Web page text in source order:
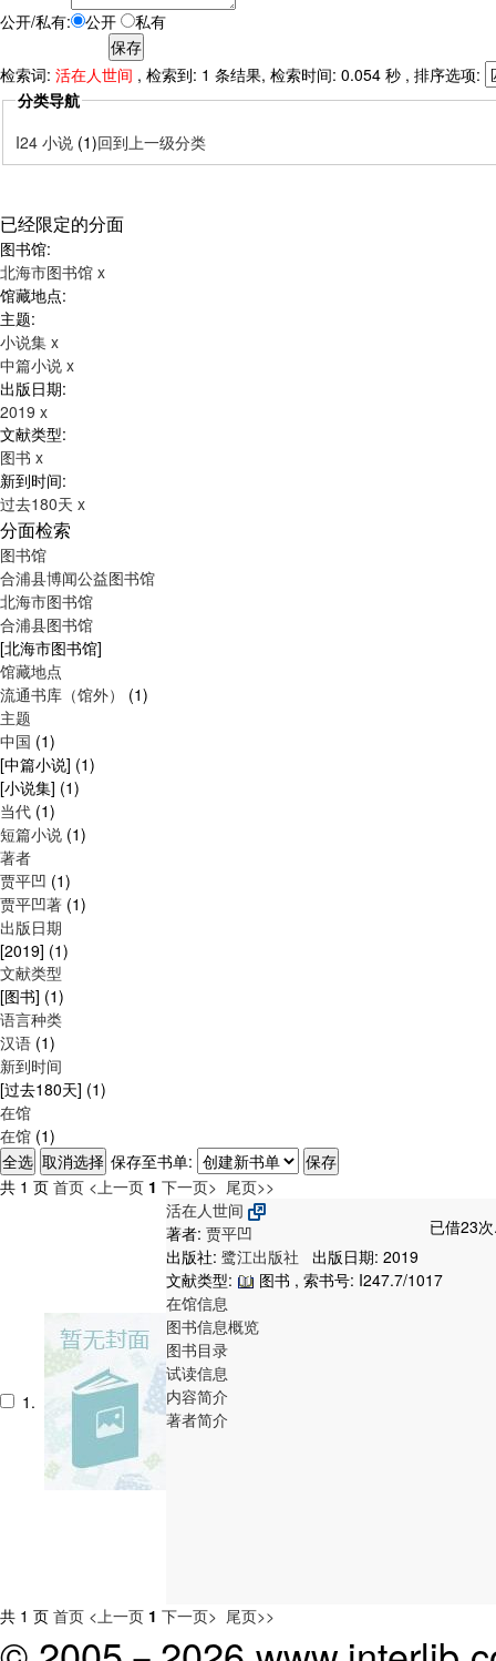
公开/私有:
公开 私有
检索词: 活在人世间 , 检索到: 1 条结果, 检索时间: 0.054 秒 , 排序选项:
分类导航
I24 小说 (1)回到上一级分类
已经限定的分面
图书馆:
北海市图书馆 x
馆藏地点:
主题:
小说集 x
中篇小说 x
出版日期:
2019 x
文献类型:
图书 x
新到时间:
过去180天 x
分面检索
图书馆
合浦县博闻公益图书馆
北海市图书馆
合浦县图书馆
[北海市图书馆]
馆藏地点
流通书库（馆外） (1)
主题
中国 (1)
[中篇小说] (1)
[小说集] (1)
当代 (1)
短篇小说 (1)
著者
贾平凹 (1)
贾平凹著 (1)
出版日期
[2019] (1)
文献类型
[图书] (1)
语言种类
汉语 (1)
新到时间
[过去180天] (1)
在馆
在馆 (1)
保存至书单:
共 1 页 首页 <上一页 1 下一页> 尾页>>
1.
活在人世间
已借23
著者: 贾平凹
出版社: 鹭江出版社
出版日期: 2019
文献类型:
图书 , 索书号: I247.7/1017
在馆信息
图书信息概览
图书目录
试读信息
内容简介
著者简介
共 1 页 首页 <上一页 1 下一页> 尾页>>